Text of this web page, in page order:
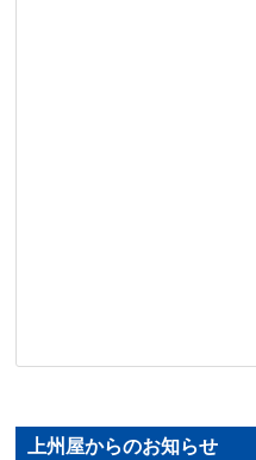
上州屋からのお知らせ